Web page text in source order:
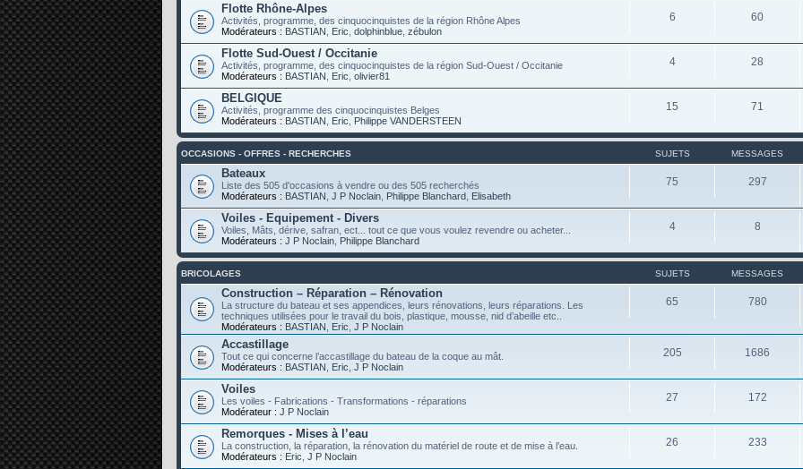
Flotte Rhône-Alpes
Activités, programme, des cinquocinquistes de la région Rhône Alpes
Modérateurs : BASTIAN Eric dolphinblue zébulon
6 60
Flotte Sud-Ouest / Occitanie
Activités, programme, des cinquocinquistes de la région Sud-Ouest / Occitanie
Modérateurs : BASTIAN Eric olivier81
4 28
BELGIQUE
Activités, programme des cinquocinquistes Belges
Modérateurs : BASTIAN Eric Philippe VANDERSTEEN
15 71
OCCASIONS - OFFRES - RECHERCHES SUJETS MESSAGES
Bateaux
Liste des 505 d'occasions à vendre ou des 505 recherchés
Modérateurs : BASTIAN J P Noclain Philippe Blanchard Elisabeth
75 297
Voiles - Equipement - Divers
Voiles, Mâts, dérive, safran, ect... tout ce que vous voulez revendre ou acheter...
Modérateurs : J P Noclain Philippe Blanchard
4 8
BRICOLAGES SUJETS MESSAGES
Construction – Réparation – Rénovation
La structure du bateau et ses appendices, leurs rénovations, leurs réparations. Les
techniques utilisées pour le travail du bois, plastique, mousse, nid d’abeille etc..
Modérateurs : BASTIAN Eric J P Noclain
65 780
Accastillage
Tout ce qui concerne l’accastillage du bateau de la coque au mât.
Modérateurs : BASTIAN Eric J P Noclain
205 1686
Voiles
Les voiles - Fabrications - Transformations - réparations
Modérateur : J P Noclain
27 172
Remorques - Mises à l’eau
La construction, la réparation, la rénovation du matériel de route et de mise à l’eau.
Modérateurs : Eric J P Noclain
26 233